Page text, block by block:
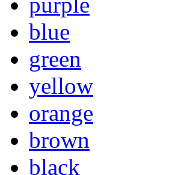
blue
green
yellow
orange
brown
black